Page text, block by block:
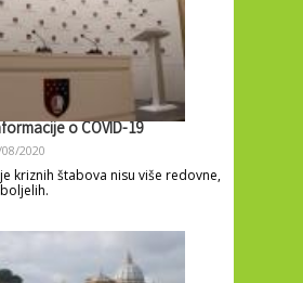
o COVID-19
2020
kriznih štabova nisu više redovne,